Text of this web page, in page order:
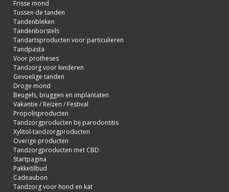
Frisse mond
Tussen de tanden
Tandenbleken
Tandenborstels
Tandartsproducten voor particulieren
Tandpasta
Voor protheses
Tandzorg voor kinderen
Gevoelige tanden
Droge mond
Beugels, bruggen en implantaten
Vakantie / Reizen / Festival
Propolisproducten
Tandzorgproducten bij parodontitis
Xylitol-tandzorgproducten
Overige producten
Tandzorgproducten met CBD
Startpagina
Pakketilbud
Cadeaubon
Tandzorg voor hond en kat